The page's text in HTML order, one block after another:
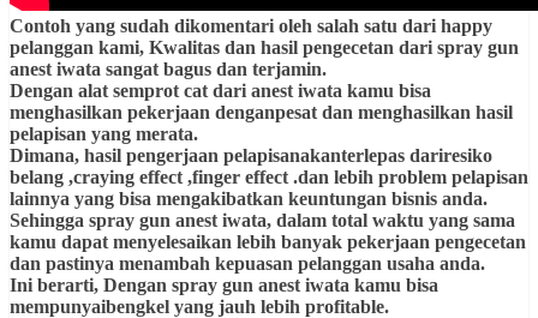
Contoh yang sudah dikomentari oleh salah satu dari happy
pelanggan kami, Kwalitas dan hasil pengecetan dari spray gun
anest iwata sangat bagus dan terjamin.
Dengan alat semprot cat dari anest iwata kamu bisa
menghasilkan pekerjaan denganpesat dan menghasilkan hasil
pelapisan yang merata.
Dimana, hasil pengerjaan pelapisanakanterlepas dariresiko
belang ,craying effect ,finger effect .dan lebih problem pelapisan
lainnya yang bisa mengakibatkan keuntungan bisnis anda.
Sehingga spray gun anest iwata, dalam total waktu yang sama
kamu dapat menyelesaikan lebih banyak pekerjaan pengecetan
dan pastinya menambah kepuasan pelanggan usaha anda.
Ini berarti, Dengan spray gun anest iwata kamu bisa
mempunyaibengkel yang jauh lebih profitable.